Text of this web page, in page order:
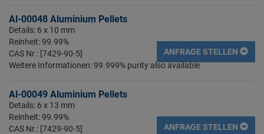
Al-00048 Aluminium Pellets
Details: 6 x 10 mm
Reinheit: 99.99%
CAS Nr.: [7429-90-5]
Weitere Informationen: 99.999% purity also available
ANFRAGE STELLEN
Al-00049 Aluminium Pellets
Details: 6 x 13 mm
Reinheit: 99.99%
CAS Nr.: [7429-90-5]
ANFRAGE STELLEN